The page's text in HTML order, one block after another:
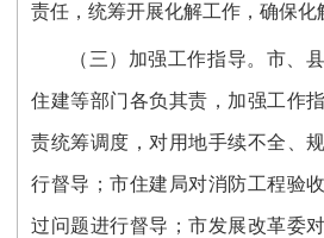
责任，统筹开展化解工作，确保化
（三）加强工作指导。 市、
住建等部门各负其责，加强工作
责统筹调度，对用地手续不全、
行督导；市住建局对消防工程验
过问题进行督导；市发展改革委